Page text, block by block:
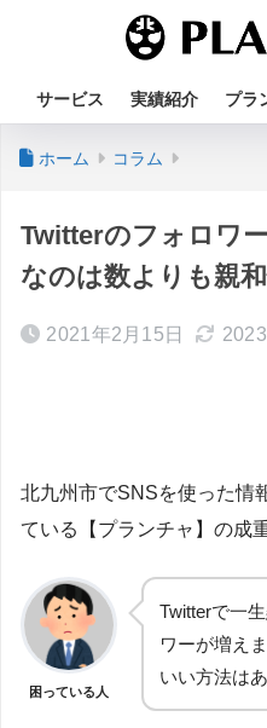
サービス 実績紹介 プラ
ホーム コラム
Twitterのフォロワ
なのは数よりも親
2021年2月15日
北九州市でSNSを使った情
ている【プランチャ】の成
困っている人
Twitterで一
ワーが増え
いい方法は